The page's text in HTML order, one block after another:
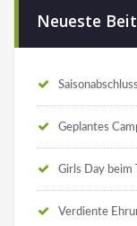
Neueste
Geplantes
Girls Day beim
Verdiente